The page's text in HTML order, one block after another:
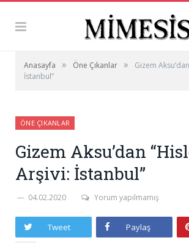
Anasayfa » Öne Çıkanlar »
Gizem
İstanbul”
ÖNE ÇIKANLAR
Gizem Aksu’dan
Arşivi: İstanbul”
04.02.2020 Yorum yapılmamış
Tweet Paylaş